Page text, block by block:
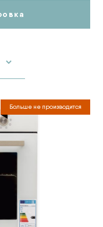
Больше не производится